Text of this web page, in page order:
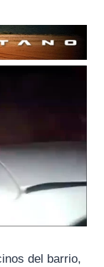
del barrio,